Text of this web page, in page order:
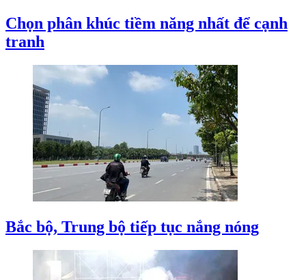
Chọn phân khúc tiềm năng nhất để cạnh
tranh
Bắc bộ, Trung bộ tiếp tục nắng nóng